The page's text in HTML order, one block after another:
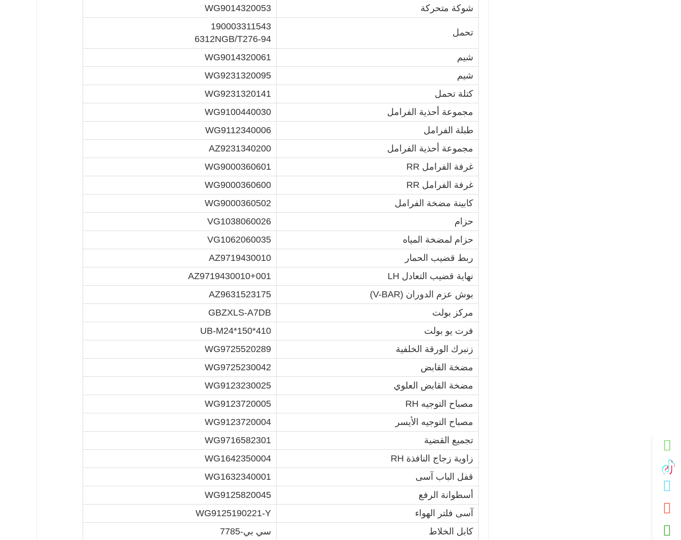
شوكة متحركة
WG9014320053
تحمل
190003311543
6312NGB/T276-94
شيم
WG9014320061
شيم
WG9231320095
كتلة تحمل
WG9231320141
مجموعة أحذية الفرامل
WG9100440030
طبلة الفرامل
WG9112340006
مجموعة أحذية الفرامل
AZ9231340200
غرفة الفرامل RR
WG9000360601
غرفة الفرامل RR
WG9000360600
كابينة مضخة الفرامل
WG9000360502
حزام
VG1038060026
حزام لمضخة المياه
VG1062060035
ربط قضيب الحمار
AZ9719430010
نهاية قضيب التعادل LH
AZ9719430010+001
بوش عزم الدوران (V-BAR)
AZ9631523175
مركز بولت
GBZXLS-A7DB
فرت يو بولت
UB-M24*150*410
زنبرك الورقة الخلفية
WG9725520289
مضخة القابض
WG9725230042
مضخة القابض العلوي
WG9123230025
مصباح التوجيه RH
WG9123720005
مصباح التوجيه الأيسر
WG9123720004
تجميع القضية
WG9716582301
زاوية زجاج النافذة RH
WG1642350004
قفل الباب آسى
WG1632340001
أسطوانة الرفع
WG9125820045
آسى فلتر الهواء
WG9125190221-Y
كابل الخلاط
سي بي-7785